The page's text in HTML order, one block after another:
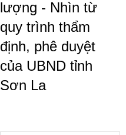
lượng - Nhìn từ
quy trình thẩm
định, phê duyệt
của UBND tỉnh
Sơn La